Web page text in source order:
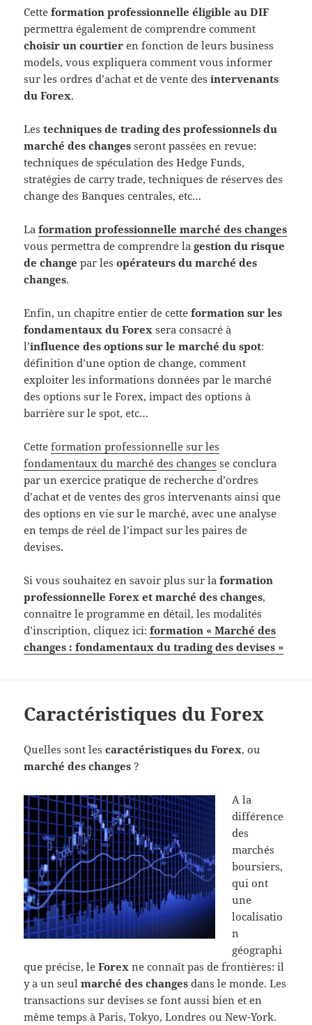
Cetteformation professionnelle éligible au DIF
permettra également de comprendre comment
choisir un courtier en fonction de leurs business
models, vous expliquera comment vous informer
sur les ordres d’achat et de vente desintervenants
du Forex.
Lestechniques de trading des professionnels du
marché des changes seront passées en revue:
techniques de spéculation des Hedge Funds,
stratégies de carry trade, techniques de réserves des
change des Banques centrales, etc…
Laformation professionnelle marché des changes
vous permettra de comprendre lagestion du risque
de change par lesopérateurs du marché des
changes.
Enfin, un chapitre entier de cetteformation sur les
fondamentaux du Forex sera consacré à
l’influence des options sur le marché du spot:
définition d’une option de change, comment
exploiter les informations données par le marché
des options sur le Forex, impact des options à
barrière sur le spot, etc…
Cetteformation professionnelle sur les
fondamentaux du marché des changes se conclura
par un exercice pratique de recherche d’ordres
d’achat et de ventes des gros intervenants ainsi que
des options en vie sur le marché, avec une analyse
en temps de réel de l’impact sur les paires de
devises.
Si vous souhaitez en savoir plus sur laformation
professionnelle Forex et marché des changes,
connaître le programme en détail, les modalités
d’inscription, cliquez ici:formation « Marché des
changes : fondamentaux du trading des devises »
Caractéristiques du Forex
Quelles sont lescaractéristiques du Forex, ou
marché des changes ?
A la
différence
des
marchés
boursiers,
qui ont
une
localisatio
n
géographi
que précise, leForex ne connaît pas de frontières: il
y a un seulmarché des changes dans le monde. Les
transactions sur devises se font aussi bien et en
même temps à Paris, Tokyo, Londres ou New-York.